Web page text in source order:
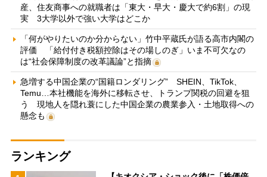
産、住友商事への就職者は「東大・早大・慶大で約6割」の現
実 3大学以外で強い大学はどこか
「何がやりたいのか分からない」竹中平蔵氏が語る高市内閣の
評価 「給付付き税額控除はその場しのぎ」いま不可欠なの
は“社会保障制度の改革議論”と指摘
急増する中国企業の“国籍ロンダリング” SHEIN、TikTok、
Temu…本社機能を海外に移転させ、トランプ関税の回避を狙
う 現地人を隠れ蓑にした中国企業の農業参入・土地取得への
懸念も
ランキング